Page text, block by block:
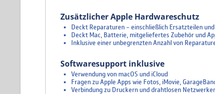
Zusätzlicher Apple Hardwareschutz
Deckt Reparaturen – einschließlich Ersatzteilen
Deckt Mac, Batterie, mitgeliefertes Zubehör und
Inklusive einer unbegrenzten Anzahl von
Softwaresupport inklusive
Verwendung von macOS und iCloud
Fragen zu Apple Apps wie Fotos, iMovie,
Verbindung zu Druckern und drahtlosen